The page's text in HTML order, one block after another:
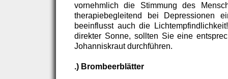
vornehmlich die Stimmung des
therapiebegleitend bei Depressionen
beeinflusst auch die
direkter Sonne, sollten Sie eine
Johanniskraut durchführen.
.) Brombeerblätter